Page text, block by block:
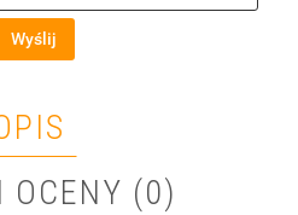
Wyślij
OCENY (0)